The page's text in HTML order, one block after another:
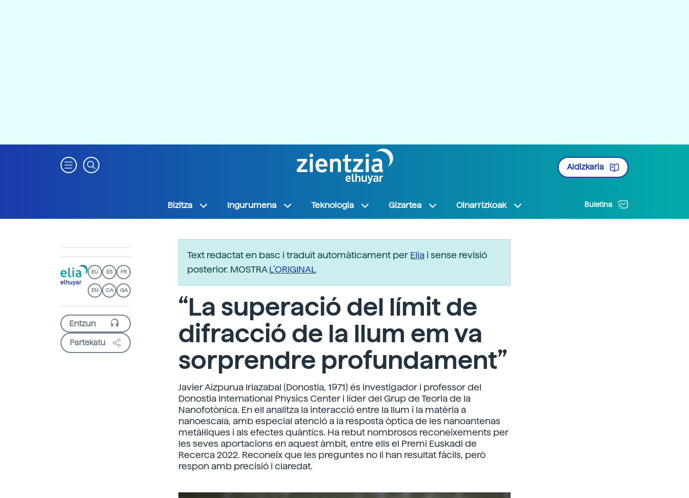
Aldizkaria
Bizitza Ingurumena Teknologia Gizartea Oinarrizkoak Buletina
EU ES FR
EN CA GA
Partekatu
Text redactat en basc i traduït automàticament perElia i sense revisió
posterior. MOSTRAL’ORIGINAL
“La superació del límit de
difracció de la llum em va
sorprendre profundament”
Javier Aizpurua Iriazabal (Donostia, 1971) és investigador i professor del
Donostia International Physics Center i líder del Grup de Teoria de la
Nanofotònica. En ell analitza la interacció entre la llum i la matèria a
nanoescala, amb especial atenció a la resposta òptica de les nanoantenas
metàl·liques i als efectes quàntics. Ha rebut nombrosos reconeixements per
les seves aportacions en aquest àmbit, entre ells el Premi Euskadi de
Recerca 2022. Reconeix que les preguntes no li han resultat fàcils, però
respon amb precisió i claredat.